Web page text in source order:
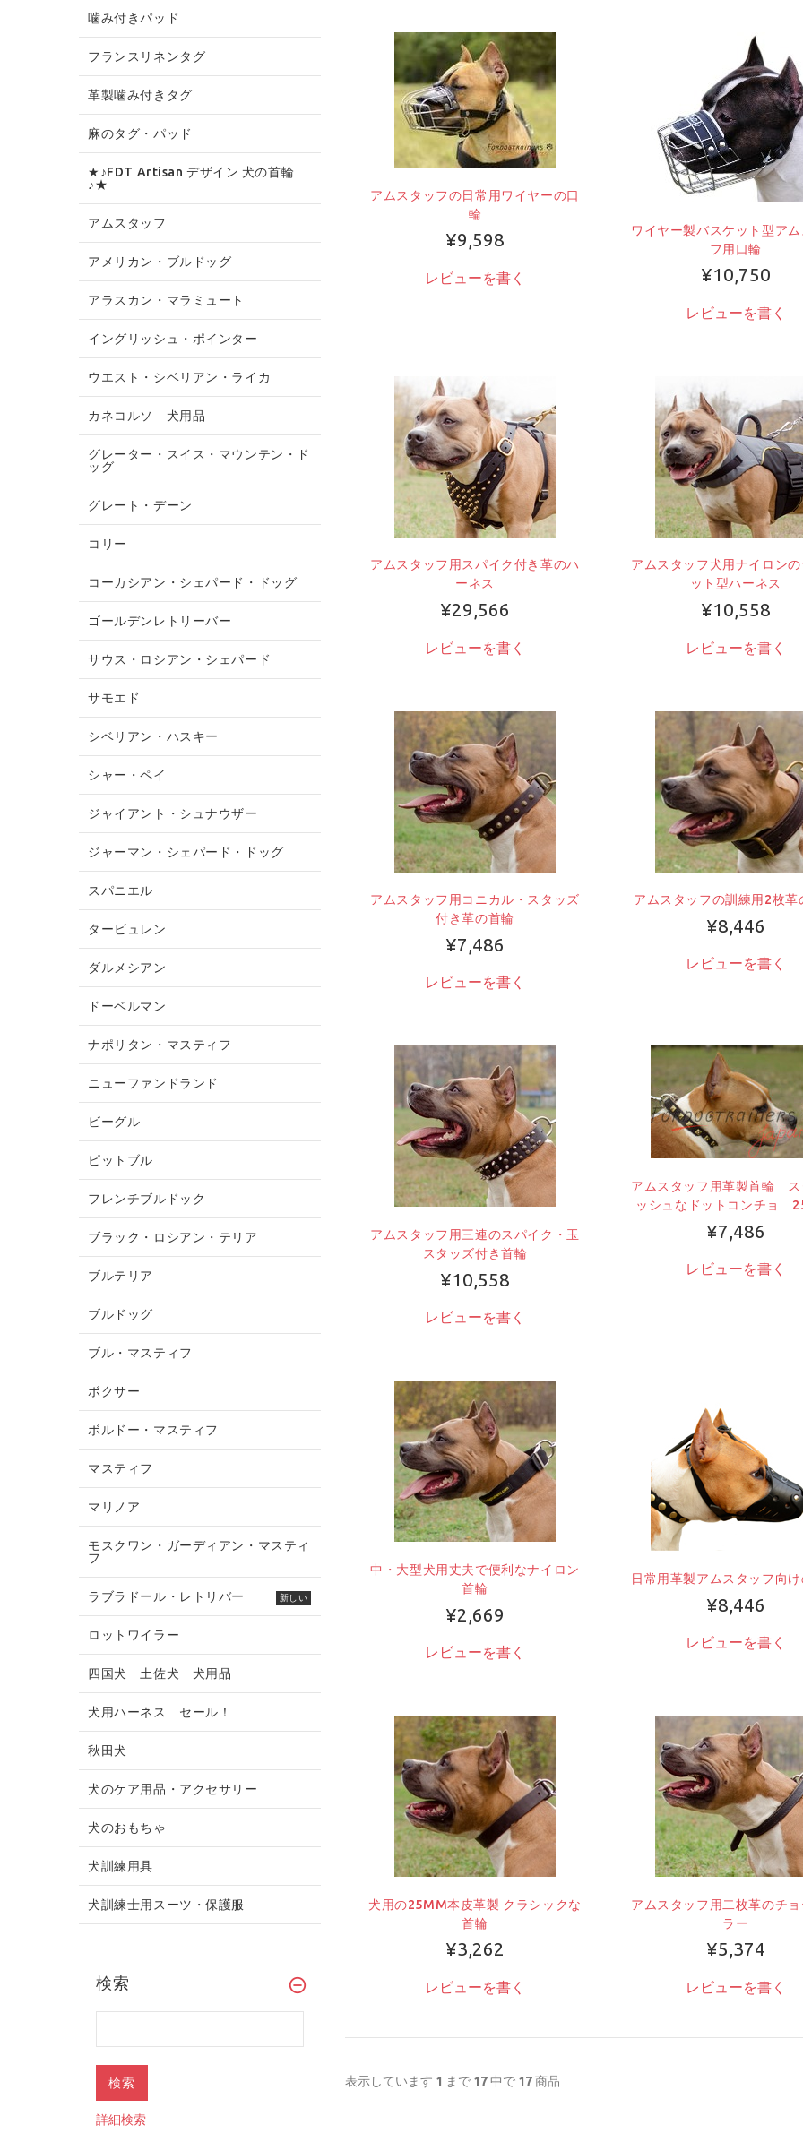
アムスタッフの日常用ワイヤーの口
輪
¥9,598
レビューを書く
ワイヤー製バスケット型ア
フ用口輪
¥10,750
レビューを書く
アムスタッフ用スパイク付き革のハ
ーネス
¥29,566
売り切れ
詳しくはこちら
レビューを書く
アムスタッフ犬用ナイロン
ット型ハーネス
¥10,558
レビューを書く
アムスタッフ用コニカル・スタッズ
付き革の首輪
¥7,486
レビューを書く
アムスタッフの訓練用2枚革
¥8,446
レビューを書く
アムスタッフ用三連のスパイク・玉
スタッズ付き首輪
¥10,558
レビューを書く
アムスタッフ用革製首輪 ス
ッシュなドットコンチョ
¥7,486
レビューを書く
中・大型犬用丈夫で便利なナイロン
首輪
¥2,669
レビューを書く
日常用革製アムスタッフ向
¥8,446
レビューを書く
犬用の25MM本皮革製 クラシックな
首輪
¥3,262
レビューを書く
アムスタッフ用二枚革のチ
ラー
¥5,374
レビューを書く
表示しています 1 まで 17中で 17商品
噛み付きパッド
フランスリネンタグ
革製噛み付きタグ
麻のタグ・パッド
★♪FDT Artisan デザイン 犬の首輪
♪★
アムスタッフ
アメリカン・ブルドッグ
アラスカン・マラミュート
イングリッシュ・ポインター
ウエスト・シベリアン・ライカ
カネコルソ 犬用品
グレーター・スイス・マウンテン・ド
ッグ
グレート・デーン
コリー
コーカシアン・シェパード・ドッグ
ゴールデンレトリーバー
サウス・ロシアン・シェパード
サモエド
シベリアン・ハスキー
シャー・ペイ
ジャイアント・シュナウザー
ジャーマン・シェパード・ドッグ
スパニエル
タービュレン
ダルメシアン
ドーベルマン
ナポリタン・マスティフ
ニューファンドランド
ビーグル
ピットブル
フレンチブルドック
ブラック・ロシアン・テリア
ブルテリア
ブルドッグ
ブル・マスティフ
ボクサー
ボルドー・マスティフ
マスティフ
マリノア
モスクワン・ガーディアン・マスティ
フ
ラブラドール・レトリバー 新しい
ロットワイラー
四国犬 土佐犬 犬用品
犬用ハーネス セール！
秋田犬
犬のケア用品・アクセサリー
犬のおもちゃ
犬訓練用具
犬訓練士用スーツ・保護服
検索
詳細検索